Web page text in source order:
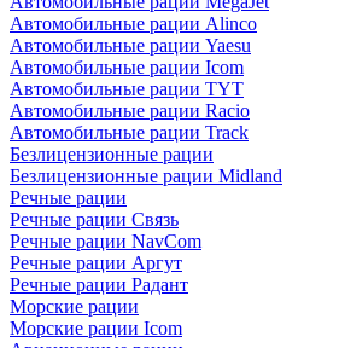
Автомобильные рации Alinco
Автомобильные рации Yaesu
Автомобильные рации Icom
Автомобильные рации TYT
Автомобильные рации Racio
Автомобильные рации Track
Безлицензионные рации
Безлицензионные рации Midland
Речные рации
Речные рации Связь
Речные рации NavCom
Речные рации Аргут
Речные рации Радант
Морские рации
Морские рации Icom